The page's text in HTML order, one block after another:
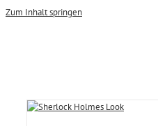
Zum Inhalt springen